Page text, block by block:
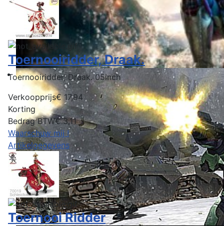
Toernooiridder, Draak.
Toernooiridder, Draak. 05inch
Verkoopprijs€ 17,94
Korting
Bedrag BTW€ 3,11
Waarschuw mij !
Artikelgegevens
Toernooi Ridder